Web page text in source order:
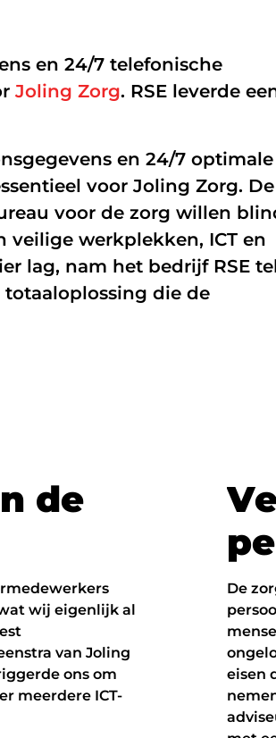
Online
NIS2
en 24/7 telefonische
Joling Zorg. RSE leverde
en 24/7 optimale
voor Joling Zorg. De
voor de zorg willen
werkplekken, ICT en
lag, nam het bedrijf RSE
totaaloplossing die de
n de
wij eigenlijk al
van Joling
ons om
meerdere ICT-
V
pe
De
eisen